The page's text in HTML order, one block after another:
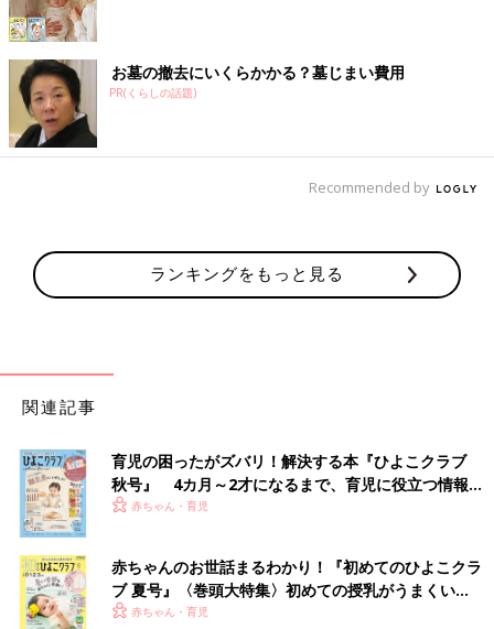
お墓の撤去にいくらかかる？墓じまい費用
PR(くらしの話題)
Recommended by
ランキングをもっと見る
関連記事
育児の困ったがズバリ！解決する本『ひよこクラブ
秋号』 4カ月～2才になるまで、育児に役立つ情報が
いっぱい！
赤ちゃん・育児
赤ちゃんのお世話まるわかり！『初めてのひよこクラ
ブ 夏号』〈巻頭大特集〉初めての授乳がうまくい
く！ おっぱい・ミルクの基本と夏のトラブル 解決テ
赤ちゃん・育児